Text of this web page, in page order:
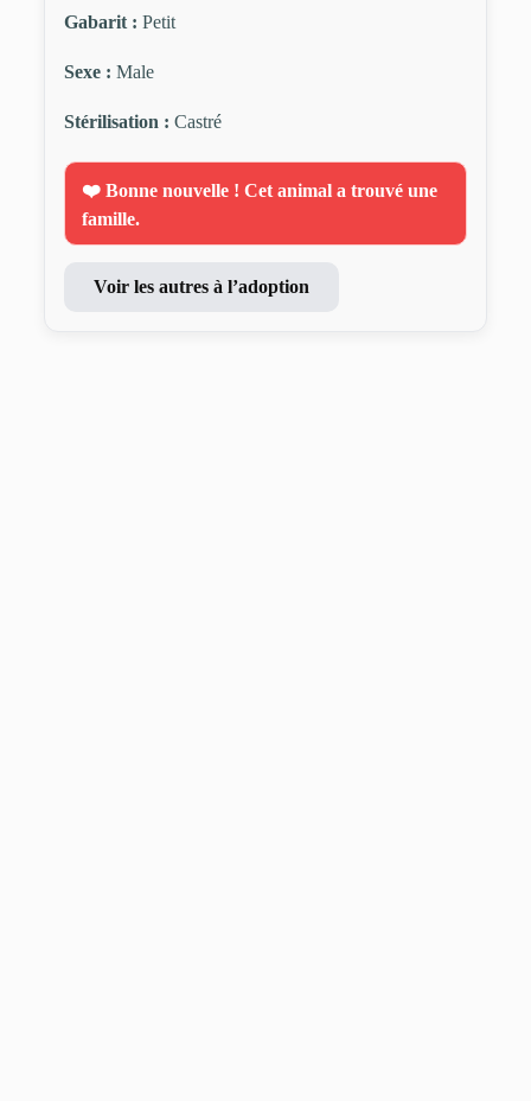
Gabarit : Petit
Sexe : Male
Stérilisation : Castré
❤️ Bonne nouvelle ! Cet animal a trouvé une
famille.
Voir les autres à l’adoption